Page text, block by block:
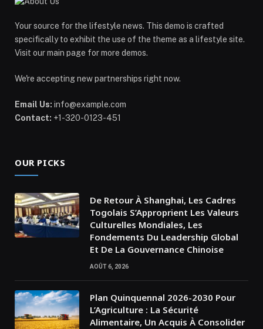
Your source for the lifestyle news. This demo is crafted
specifically to exhibit the use of the theme as a lifestyle site.
Visit our main page for more demos.
We're accepting new partnerships right now.
Email Us: info@example.com
Contact: +1-320-0123-451
OUR PICKS
De Retour À Shanghai, Les Cadres
Togolais S’Approprient Les Valeurs
Culturelles Mondiales, Les
Fondements Du Leadership Global
Et De La Gouvernance Chinoise
AOÛT 6, 2026
Plan Quinquennal 2026-2030 Pour
L’Agriculture : La Sécurité
Alimentaire, Un Acquis À Consolider